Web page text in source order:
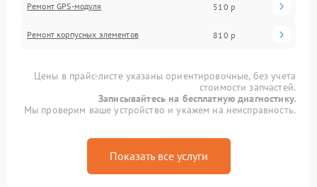
Ремонт GPS-модуля 510 р
Ремонт корпусных элементов 810 р
Цены в прайс-листе указаны ориентировочные, без учета
стоимости запчастей.
Записывайтесь на бесплатную диагностику.
Мы проверим ваше устройство и укажем на неисправность.
Показать все услуги